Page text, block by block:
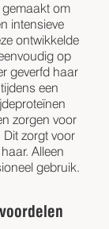
gemaakt om
intensieve
ontwikkelde
op
geverfd haar
een
zorgen voor
zorgt voor
Alleen
gebruik.